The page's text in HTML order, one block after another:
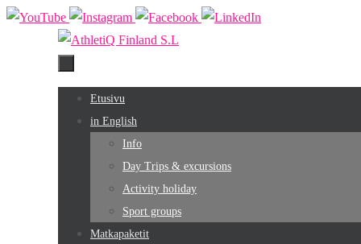
Skip
Skip
Etusivu
in English
Info
Day Trips & excursions
Activity holiday
Sport groups
Matkapaketit